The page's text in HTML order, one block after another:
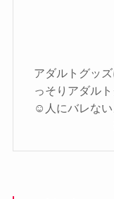
アダルトグッ
っそりアダル
☺️人にバレない